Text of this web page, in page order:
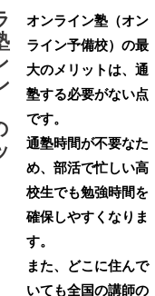
オンライン塾（オン
ライン予備校）の最
大のメリットは、通
塾する必要がない点
です。
通塾時間が不要なた
め、部活で忙しい高
校生でも勉強時間を
確保しやすくなりま
す。
また、どこに住んで
いても全国の講師の